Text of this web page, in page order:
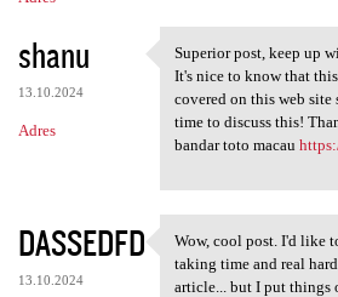
shanu
13.10.2024
Adres
Superior post,
Superior post, keep up
It's nice to know that
covered on this web site
time to discuss this!
bandar toto macau
DASSEDFD
13.10.2024
Wow, cool post. I'd
Wow, cool post. I'd like
taking time and real
article... but I put things